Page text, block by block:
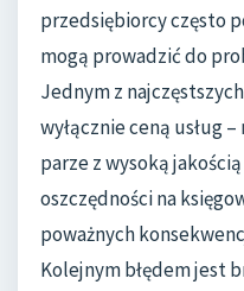
przedsiębiorcy często
mogą prowadzić do
Jednym z
wyłącznie ceną usług
parze z wysoką
oszczędności na
poważnych
Kolejnym błędem jest